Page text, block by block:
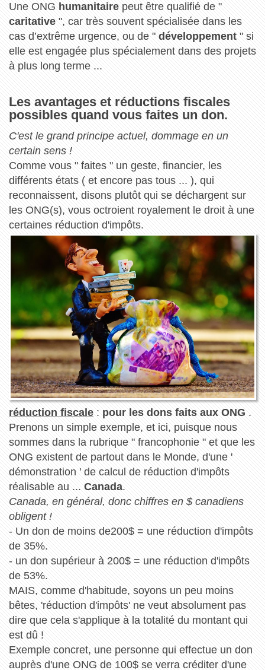
Une ONG humanitairepeut être qualifié de "
caritative", car très souvent spécialisée dans les
cas d’extrême urgence, ou de " développement" si
elle est engagée plus spécialement dans des projets
à plus long terme ...
Les avantages et réductions fiscales
possibles quand vous faites un don.
C'est le grand principe actuel, dommage en un
certain sens !
Comme vous " faites " un geste, financier, les
différents états ( et encore pas tous ... ), qui
reconnaissent, disons plutôt qui se déchargent sur
les ONG(s), vous octroient royalement le droit à une
certaines réduction d'impôts.
réduction fiscale: pour les dons faits aux ONG .
Prenons un simple exemple, et ici, puisque nous
sommes dans la rubrique " francophonie " et que les
ONG existent de partout dans le Monde, d'une '
démonstration ' de calcul de réduction d'impôts
réalisable au ... Canada.
Canada, en général, donc chiffres en $ canadiens
obligent !
- Un don de moins de200$ = une réduction d'impôts
de 35%.
- un don supérieur à 200$ = une réduction d'impôts
de 53%.
MAIS, comme d'habitude, soyons un peu moins
bêtes, 'réduction d'impôts' ne veut absolument pas
dire que cela s'applique à la totalité du montant qui
est dû !
Exemple concret, une personne qui effectue un don
auprès d'une ONG de 100$ se verra créditer d'une